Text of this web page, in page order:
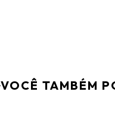
VOCÊ TAMBÉM